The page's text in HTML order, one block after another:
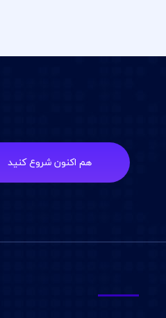
هم اکنون شروع کنید